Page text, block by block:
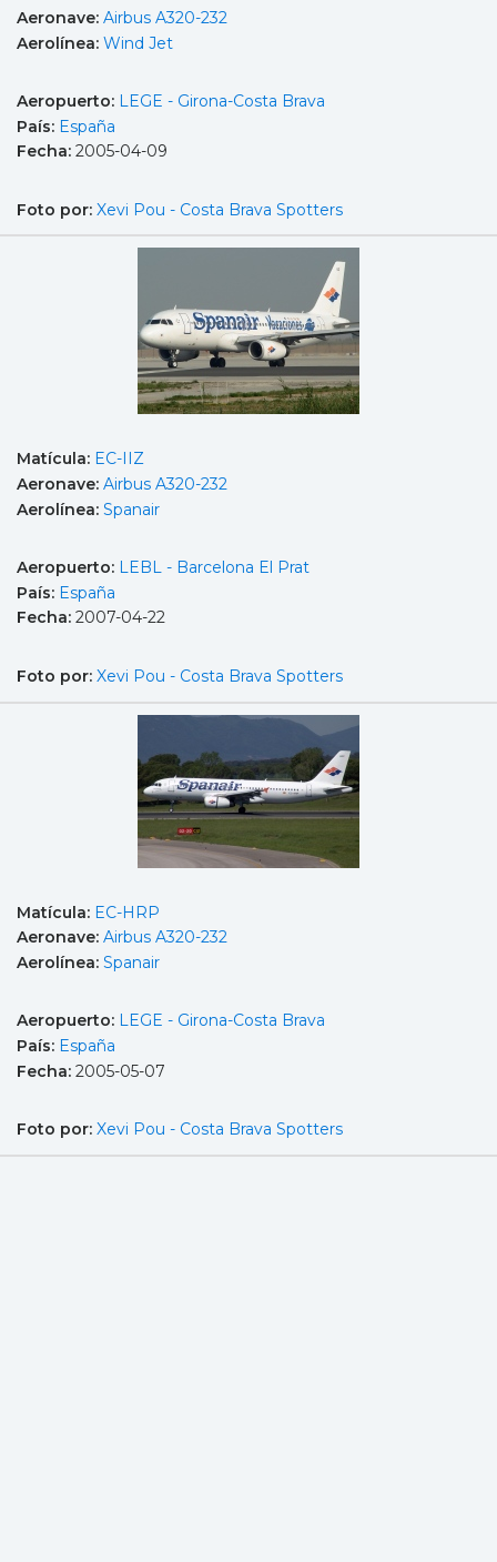
Aeronave: Airbus A320-232
Aerolínea: Wind Jet
Aeropuerto: LEGE - Girona-Costa Brava
País: España
Fecha: 2005-04-09
Foto por: Xevi Pou - Costa Brava Spotters
Matícula: EC-IIZ
Aeronave: Airbus A320-232
Aerolínea: Spanair
Aeropuerto: LEBL - Barcelona El Prat
País: España
Fecha: 2007-04-22
Foto por: Xevi Pou - Costa Brava Spotters
Matícula: EC-HRP
Aeronave: Airbus A320-232
Aerolínea: Spanair
Aeropuerto: LEGE - Girona-Costa Brava
País: España
Fecha: 2005-05-07
Foto por: Xevi Pou - Costa Brava Spotters